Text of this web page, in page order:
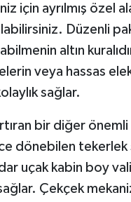
için ayrılmış özel
Düzenli
altın
veya hassas
sağlar.
artıran bir diğer
tekerlek
uçak kabin boy
Çekçek